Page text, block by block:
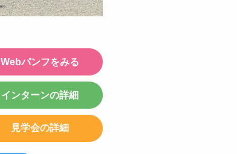
Webパンフをみる
インターンの詳細
見学会の詳細